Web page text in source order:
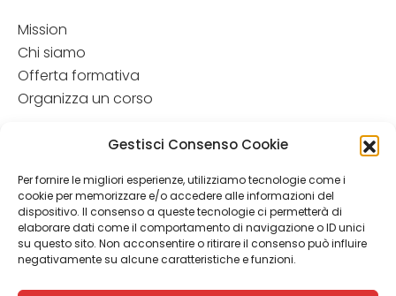
Gestisci Consenso Cookie
Per fornire le migliori esperienze, utilizziamo tecnologie come i
cookie per memorizzare e/o accedere alle informazioni del
dispositivo. Il consenso a queste tecnologie ci permetterà di
elaborare dati come il comportamento di navigazione o ID unici
su questo sito. Non acconsentire o ritirare il consenso può influire
negativamente su alcune caratteristiche e funzioni.
Mission
Chi siamo
Offerta formativa
Organizza un corso
Disclamer
Attenzione: Le informazioni contenute in questo sito hanno
esclusivamente scopo informativo e in nessun caso possono
costituire la formulazione di una diagnosi o la prescrizione di
un trattamento. Le informazioni contenute nel sito non
intendono e non devono in alcun modo sostituire il rapporto
diretto medico-paziente o la visita specialistica. Si
medico curante e/o di specialisti riguardo qualsiasi